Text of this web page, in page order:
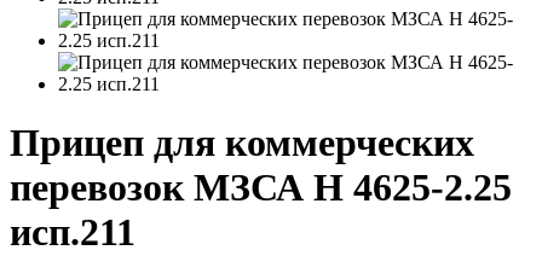
Прицеп для коммерческих
перевозок МЗСА H 4625-2.25
исп.211